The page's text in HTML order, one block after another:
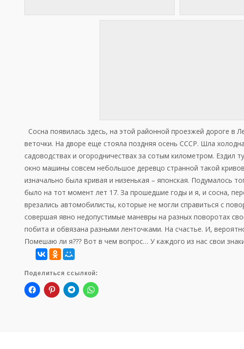
Сосна появилась здесь, на этой районной проезжей дороге в
веточки. На дворе еще стояла поздняя осень СССР. Шла
садоводствах и огородничествах за сотым километром. Ездил
окно машины совсем небольшое деревцо странной такой
изначально была кривая и низенькая – японская. Подумалось
было на тот момент лет 17. За прошедшие годы и я, и сосна,
врезались автомобилисты, которые не могли справиться с
совершая явно недопустимые маневры на разных поворотах
побита и обвязана разными ленточками. На счастье. И,
Помешаю ли я??? Вот в чем вопрос… У каждого из нас свои
Поделиться ссылкой: